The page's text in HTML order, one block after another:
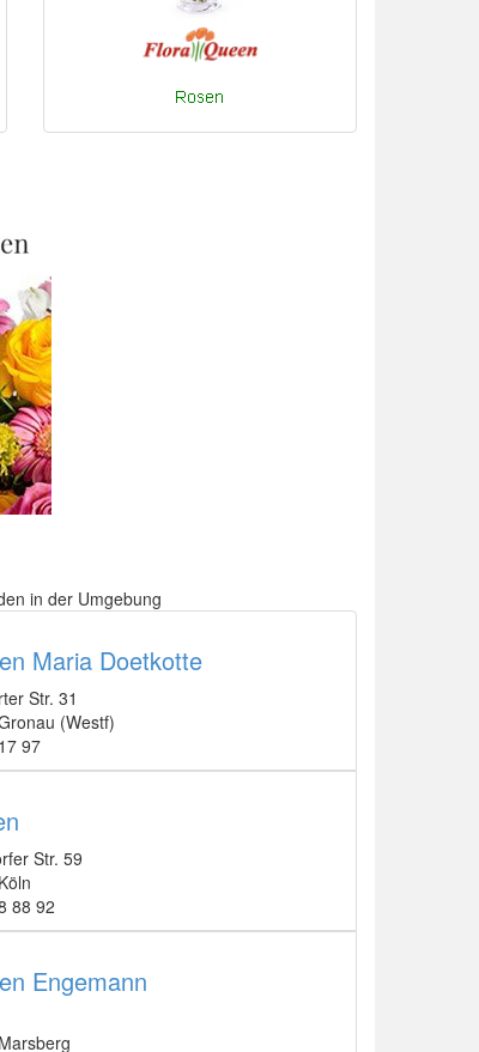
in der Umgebung
Maria Doetkotte
Str. 31
(Westf)
97
Str. 59
88 92
Engemann